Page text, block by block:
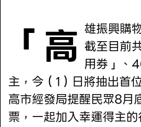
「高雄振興購物嘉年華」活動滿月， 截至目前
用券」、
主，今（1）日將抽出首
高市經發局提醒民眾8月
票，一起加入幸運得主的